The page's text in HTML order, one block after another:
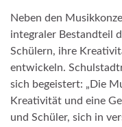
Neben den
integraler Bestandteil
Schülern, ihre
entwickeln.
sich begeistert: „Die
Kreativität und eine
und Schüler, sich in